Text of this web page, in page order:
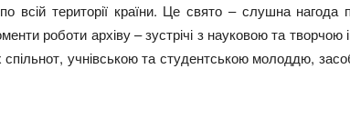
всій території країни. Це свято – слушна нагода
роботи архіву – зустрічі з науковою та творчою
спільнот, учнівською та студентською молоддю,